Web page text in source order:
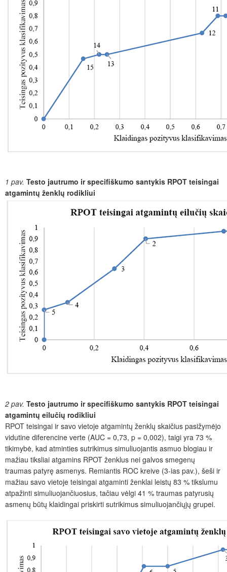
1 pav. Testo jautrumo ir specifiškumo santykis RPOT teisingai
atgamintų ženklų rodikliui
2 pav. Testo jautrumo ir specifiškumo santykis RPOT teisingai
atgamintų eilučių rodikliui
RPOT teisingai ir savo vietoje atgamintų ženklų skaičius pasižymėjo
vidutine diferencine verte (AUC = 0,73, p = 0,002), taigi yra 73 %
tikimybė, kad atminties sutrikimus simuliuojantis asmuo blogiau ir
mažiau tiksliai atgamins RPOT ženklus nei galvos smegenų
traumas patyrę asmenys. Remiantis ROC kreive (3-ias pav.), šeši ir
mažiau savo vietoje teisingai atgaminti ženklai leistų 83 % tikslumu
atpažinti simuliuojančiuosius, tačiau vėlgi 41 % traumas patyrusių
asmenų būtų klaidingai priskirti sutrikimus simuliuojančiųjų grupei.